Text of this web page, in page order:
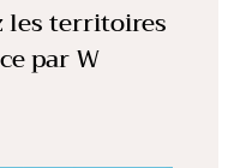
les territoires
par W